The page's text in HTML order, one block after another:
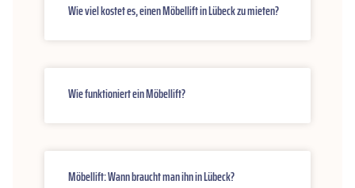
Wie viel kostet es, einen Möbellift in Lübeck zu mieten?
Wie funktioniert ein Möbellift?
Möbellift: Wann braucht man ihn in Lübeck?